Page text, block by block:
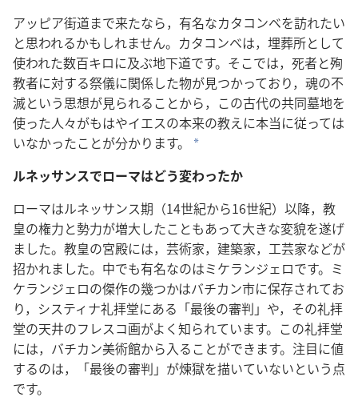
アッピア街道まで来たなら，有名なカタコンベを訪れたい
と思われるかもしれません。カタコンベは，埋葬所として
使われた数百キロに及ぶ地下道です。そこでは，死者と殉
教者に対する祭儀に関係した物が見つかっており，魂の不
滅という思想が見られることから，この古代の共同墓地を
使った人々がもはやイエスの本来の教えに本当に従っては
いなかったことが分かります。
*
ルネッサンスでローマはどう変わったか
ローマはルネッサンス期（14世紀から16世紀）以降，教
皇の権力と勢力が増大したこともあって大きな変貌を遂げ
ました。教皇の宮殿には，芸術家，建築家，工芸家などが
招かれました。中でも有名なのはミケランジェロです。ミ
ケランジェロの傑作の幾つかはバチカン市に保存されてお
り，システィナ礼拝堂にある「最後の審判」や，その礼拝
堂の天井のフレスコ画がよく知られています。この礼拝堂
には，バチカン美術館から入ることができます。注目に値
するのは，「最後の審判」が煉獄を描いていないという点
です。